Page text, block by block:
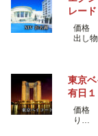
レー
価格
出し
東京
有日１
価格
り…